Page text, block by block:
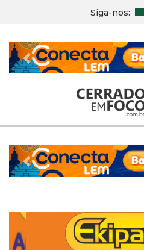
Siga-nos:
Previous
Previous